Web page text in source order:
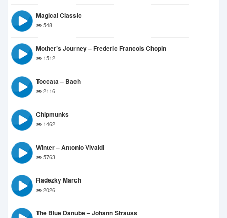
Magical Classic
548
Mother’s Journey – Frederic Francois Chopin
1512
Toccata – Bach
2116
Chipmunks
1462
Winter – Antonio Vivaldi
5763
Radezky March
2026
The Blue Danube – Johann Strauss